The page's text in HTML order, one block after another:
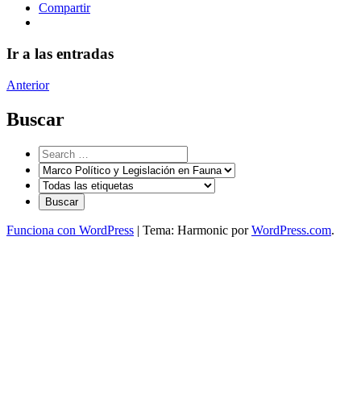
Compartir
Ir a las entradas
Anterior
Buscar
Funciona con WordPress | Tema: Harmonic porWordPress.com.